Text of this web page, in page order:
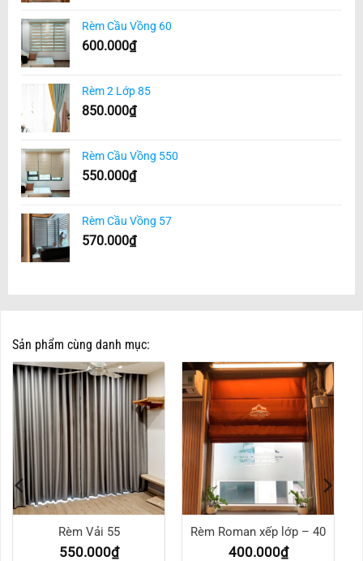
Rèm Cầu Vồng 60
600.000₫
Rèm 2 Lớp 85
850.000₫
Rèm Cầu Vồng 550
550.000₫
Rèm Cầu Vồng 57
570.000₫
Sản phẩm cùng danh mục:
Rèm Vải 55
550.000₫
Rèm Roman xếp lớp – 40
400.000₫